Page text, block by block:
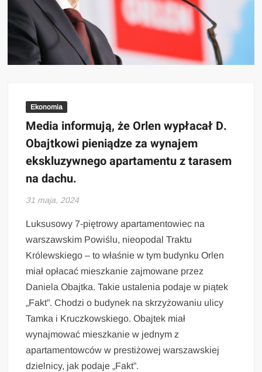
Ekonomia
Media informują, że Orlen wypłacał D.
Obajtkowi pieniądze za wynajem
ekskluzywnego apartamentu z tarasem
na dachu.
31 maja, 2024
Luksusowy 7-piętrowy apartamentowiec na
warszawskim Powiślu, nieopodal Traktu
Królewskiego – to właśnie w tym budynku Orlen
miał opłacać mieszkanie zajmowane przez
Daniela Obajtka. Takie ustalenia podaje w piątek
„Fakt”. Chodzi o budynek na skrzyżowaniu ulicy
Tamka i Kruczkowskiego. Obajtek miał
wynajmować mieszkanie w jednym z
apartamentowców w prestiżowej warszawskiej
dzielnicy, jak podaje „Fakt”.